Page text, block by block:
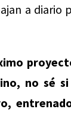
a diario
no sé